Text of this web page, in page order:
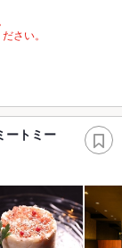
さい。
ートミー